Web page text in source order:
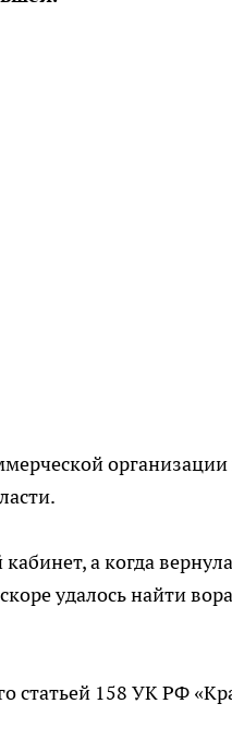
организации
а когда
удалось найти
статьей 158 УК РФ